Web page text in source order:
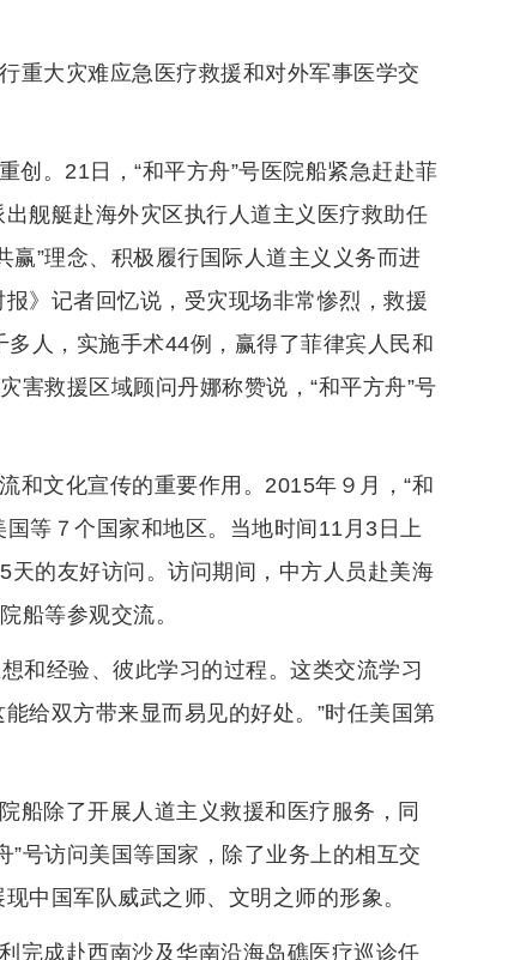
重大灾难应急医疗救援和对外军事医学交
创。21日，“和平方舟”号医院船紧急赶赴菲
舰艇赴海外灾区执行人道主义医疗救助任
”理念、积极履行国际人道主义义务而进
》记者回忆说，受灾现场非常惨烈，救援
人，实施手术44例，赢得了菲律宾人民和
害救援区域顾问丹娜称赞说，“和平方舟”号
和文化宣传的重要作用。2015年９月，“和
等７个国家和地区。当地时间11月3日上
天的友好访问。访问期间，中方人员赴美海
船等参观交流。
和经验、彼此学习的过程。这类交流学习
给双方带来显而易见的好处。”时任美国第
船除了开展人道主义救援和医疗服务，同
号访问美国等国家，除了业务上的相互交
中国军队威武之师、文明之师的形象。
完成赴西南沙及华南沿海岛礁医疗巡诊任